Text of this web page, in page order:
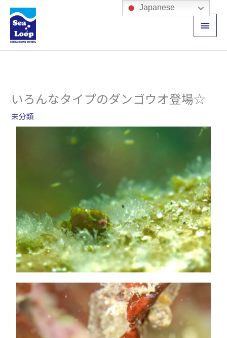
キ
メ
イ
ン
ニ
ー
いろんなタイプのダンゴウオ登場☆
未分類
Japanese